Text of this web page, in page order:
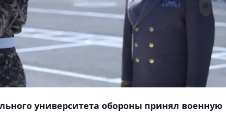
университета обороны принял военную